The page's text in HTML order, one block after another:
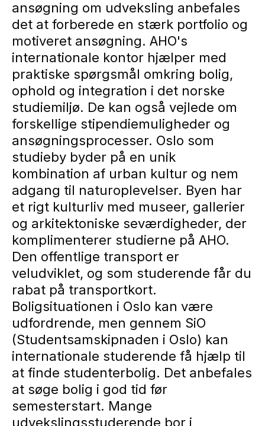
ansøgning om udveksling anbefales
det at forberede en stærk portfolio og
motiveret ansøgning. AHO's
internationale kontor hjælper med
praktiske spørgsmål omkring bolig,
ophold og integration i det norske
studiemiljø. De kan også vejlede om
forskellige stipendiemuligheder og
ansøgningsprocesser. Oslo som
studieby byder på en unik
kombination af urban kultur og nem
adgang til naturoplevelser. Byen har
et rigt kulturliv med museer, gallerier
og arkitektoniske seværdigheder, der
komplimenterer studierne på AHO.
Den offentlige transport er
veludviklet, og som studerende får du
rabat på transportkort.
Boligsituationen i Oslo kan være
udfordrende, men gennem SiO
(Studentsamskipnaden i Oslo) kan
internationale studerende få hjælp til
at finde studenterbolig. Det anbefales
at søge bolig i god tid før
semesterstart. Mange
udvekslingsstuderende bor i